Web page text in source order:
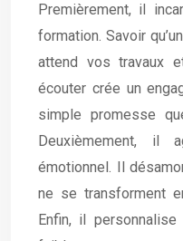
Premièrement, il
formation. Savoir
attend vos travaux
écouter crée un
simple promesse
Deuxièmement, il
émotionnel. Il
ne se transforment
Enfin, il